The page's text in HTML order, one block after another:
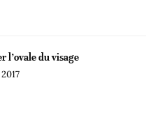
l’ovale du visage